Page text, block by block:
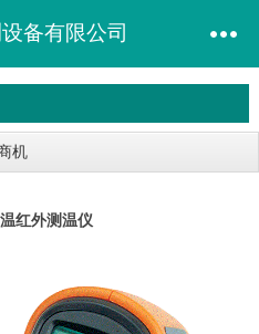
备有限公司
机
红外测温仪